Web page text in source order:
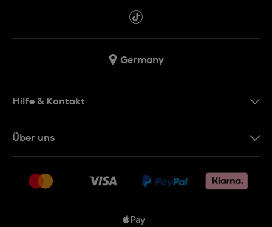
Germany
Hilfe & Kontakt
Rücksendung und Entsorgung
Über uns
Jobs